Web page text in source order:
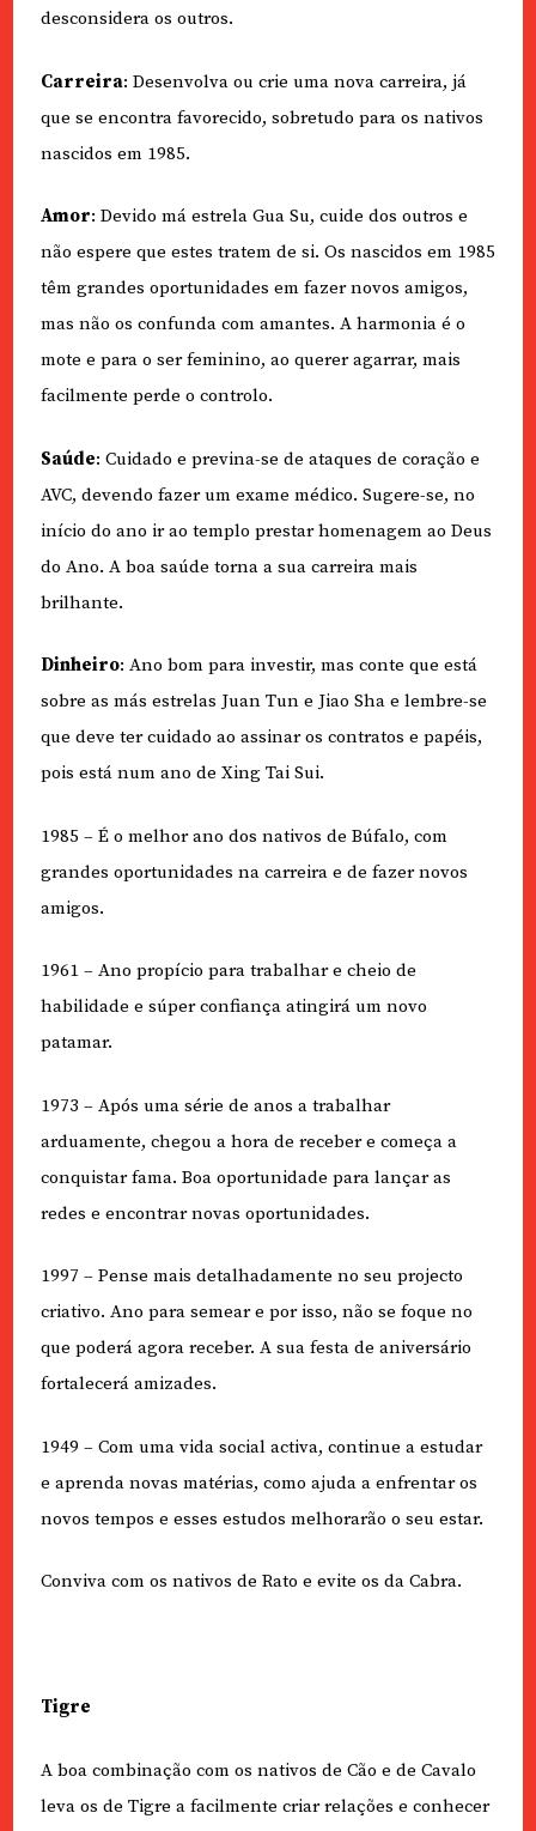
desconsidera os outros.
Carreira: Desenvolva ou crie uma nova carreira, já
que se encontra favorecido, sobretudo para os nativos
nascidos em 1985.
Amor: Devido má estrela Gua Su, cuide dos outros e
não espere que estes tratem de si. Os nascidos em 1985
têm grandes oportunidades em fazer novos amigos,
mas não os confunda com amantes. A harmonia é o
mote e para o ser feminino, ao querer agarrar, mais
facilmente perde o controlo.
Saúde: Cuidado e previna-se de ataques de coração e
AVC, devendo fazer um exame médico. Sugere-se, no
início do ano ir ao templo prestar homenagem ao Deus
do Ano. A boa saúde torna a sua carreira mais
brilhante.
Dinheiro: Ano bom para investir, mas conte que está
sobre as más estrelas Juan Tun e Jiao Sha e lembre-se
que deve ter cuidado ao assinar os contratos e papéis,
pois está num ano de Xing Tai Sui.
1985 – É o melhor ano dos nativos de Búfalo, com
grandes oportunidades na carreira e de fazer novos
amigos.
1961 – Ano propício para trabalhar e cheio de
habilidade e súper confiança atingirá um novo
patamar.
1973 – Após uma série de anos a trabalhar
arduamente, chegou a hora de receber e começa a
conquistar fama. Boa oportunidade para lançar as
redes e encontrar novas oportunidades.
1997 – Pense mais detalhadamente no seu projecto
criativo. Ano para semear e por isso, não se foque no
que poderá agora receber. A sua festa de aniversário
fortalecerá amizades.
1949 – Com uma vida social activa, continue a estudar
e aprenda novas matérias, como ajuda a enfrentar os
novos tempos e esses estudos melhorarão o seu estar.
Conviva com os nativos de Rato e evite os da Cabra.
Tigre
A boa combinação com os nativos de Cão e de Cavalo
leva os de Tigre a facilmente criar relações e conhecer